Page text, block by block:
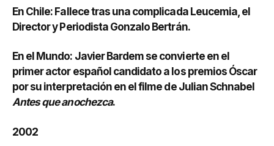
En Chile: Fallece tras una complicada Leucemia, el
Director y Periodista Gonzalo Bertrán.
En el Mundo: Javier Bardem se convierte en el
primer actor español candidato a los premios Óscar
por su interpretación en el filme de Julian Schnabel
Antes que anochezca.
2002